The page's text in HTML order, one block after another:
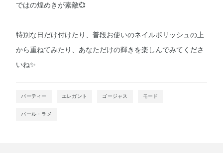
ではの煌めきが素敵💞
特別な日だけ付けたり、普段お使いのネイルポリッシュの上
から重ねてみたり、あなただけの輝きを楽しんでみてくださ
いね✨
パーティー エレガント ゴージャス モード
パール・ラメ